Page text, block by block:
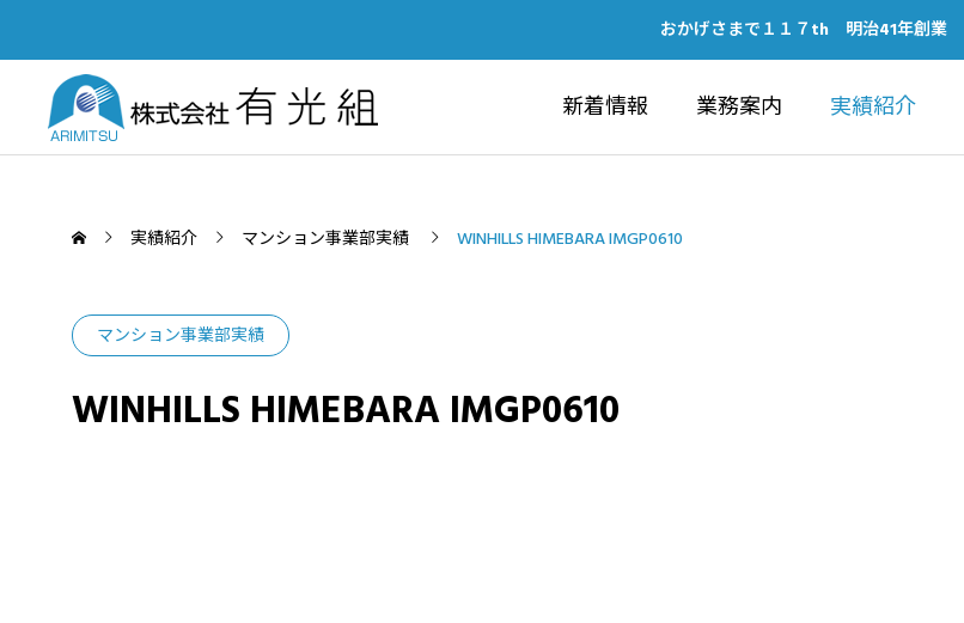
おかげさまで１１７th 明治41年創業
新着情報 業務案内 実績紹介
SERVICE
業務案内 PUBLIC WORKS
実績紹介 マンション事業部実績 WINHILLS HIMEBARA IMGP0610
マンション事業部実績
WINHILLS HIMEBARA IMGP0610